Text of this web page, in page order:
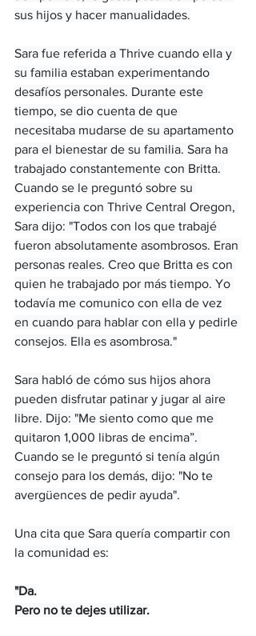
sus hijos y hacer manualidades.
Sara fue referida a Thrive cuando ella y
su familia estaban experimentando
desafíos personales. Durante este
tiempo, se dio cuenta de que
necesitaba mudarse de su apartamento
para el bienestar de su familia. Sara ha
trabajado constantemente con Britta.
Cuando se le preguntó sobre su
experiencia con Thrive Central Oregon,
Sara dijo: "Todos con los que trabajé
fueron absolutamente asombrosos. Eran
personas reales. Creo que Britta es con
quien he trabajado por más tiempo. Yo
todavía me comunico con ella de vez
en cuando para hablar con ella y pedirle
consejos. Ella es asombrosa."
Sara habló de cómo sus hijos ahora
pueden disfrutar patinar y jugar al aire
libre. Dijo: "Me siento como que me
quitaron 1,000 libras de encima”.
Cuando se le preguntó si tenía algún
consejo para los demás, dijo: "No te
avergüences de pedir ayuda".
Una cita que Sara quería compartir con
la comunidad es:
"Da.
Pero no te dejes utilizar.